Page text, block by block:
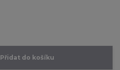
Přidat do košíku